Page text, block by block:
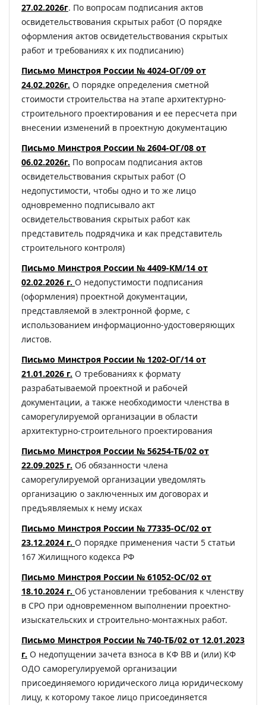
27.02.2026г. По вопросам подписания актов
освидетельствования скрытых работ (О порядке
оформления актов освидетельствования скрытых
работ и требованиях к их подписанию)
Письмо Минстроя России № 4024-ОГ/09 от
24.02.2026г. О порядке определения сметной
стоимости строительства на этапе архитектурно-
строительного проектирования и ее пересчета при
внесении изменений в проектную документацию
Письмо Минстроя России № 2604-ОГ/08 от
06.02.2026г. По вопросам подписания актов
освидетельствования скрытых работ (О
недопустимости, чтобы одно и то же лицо
одновременно подписывало акт
освидетельствования скрытых работ как
представитель подрядчика и как представитель
строительного контроля)
Письмо Минстроя России № 4409-КМ/14 от
02.02.2026 г. О недопустимости подписания
(оформления) проектной документации,
представляемой в электронной форме, с
использованием информационно-удостоверяющих
листов.
Письмо Минстроя России № 1202-ОГ/14 от
21.01.2026 г. О требованиях к формату
разрабатываемой проектной и рабочей
документации, а также необходимости членства в
саморегулируемой организации в области
архитектурно-строительного проектирования
Письмо Минстроя России № 56254-ТБ/02 от
22.09.2025 г. Об обязанности члена
саморегулируемой организации уведомлять
организацию о заключенных им договорах и
предъявляемых к нему исках
Письмо Минстроя России № 77335-ОС/02 от
23.12.2024 г. О порядке применения части 5 статьи
167 Жилищного кодекса РФ
Письмо Минстроя России № 61052-ОС/02 от
18.10.2024 г. Об установлении требования к членству
в СРО при одновременном выполнении проектно-
изыскательских и строительно-монтажных работ.
Письмо Минстроя России № 740-ТБ/02 от 12.01.2023
г. О недопущении зачета взноса в КФ ВВ и (или) КФ
ОДО саморегулируемой организации
присоединяемого юридического лица юридическому
лицу, к которому такое лицо присоединяется